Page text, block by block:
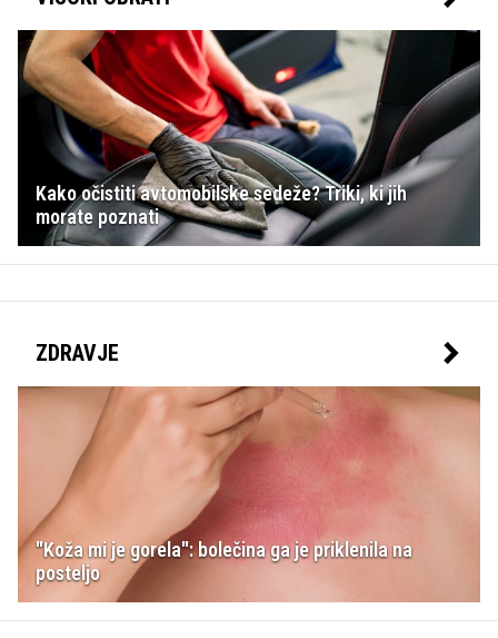
Kako očistiti avtomobilske sedeže? Triki, ki jih
morate poznati
ZDRAVJE
"Koža mi je gorela": bolečina ga je priklenila na
posteljo